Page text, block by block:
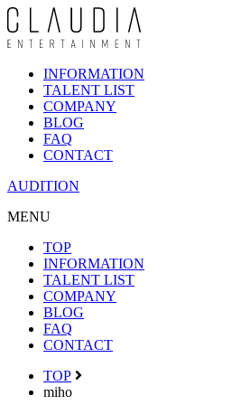
INFORMATION
TALENT LIST
COMPANY
BLOG
FAQ
CONTACT
AUDITION
MENU
TOP
INFORMATION
TALENT LIST
COMPANY
BLOG
FAQ
CONTACT
TOP
miho